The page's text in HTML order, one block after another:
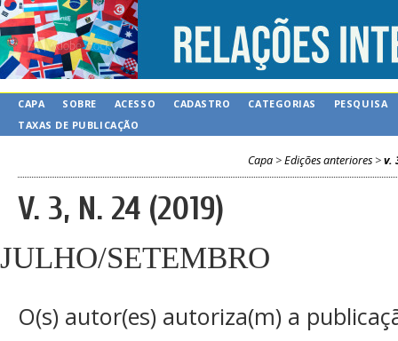
CAPA SOBRE ACESSO CADASTRO CATEGORIAS
PESQUISA
TAXAS DE PUBLICAÇÃO
Capa>Edições anteriores>v.
V. 3, N. 24 (2019)
JULHO/SETEMBRO
O(s) autor(es) autoriza(m) a